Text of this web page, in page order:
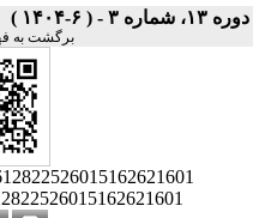
دوره ۱۳، شماره ۳ - ( ۶-۱۴۰۴ )
برگشت به